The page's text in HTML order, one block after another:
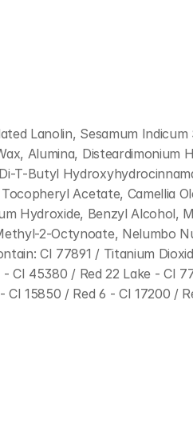
Lanolin, Sesamum Indicum
Alumina, Disteardimonium
T-Butyl
Acetate, Camellia
Hydroxide, Benzyl Alcohol,
2-Octynoate, Nelumbo
CI 77891 / Titanium
CI 45380 / Red 22 Lake - CI
15850 / Red 6 - CI 17200 /